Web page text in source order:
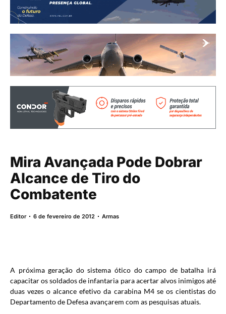
Mira Avançada Pode Dobrar
Alcance de Tiro do
Combatente
Editor 6 de fevereiro de 2012 Armas
A próxima geração do sistema ótico do campo de batalha irá
capacitar os soldados de infantaria para acertar alvos inimigos até
duas vezes o alcance efetivo da carabina M4 se os cientistas do
Departamento de Defesa avançarem com as pesquisas atuais.